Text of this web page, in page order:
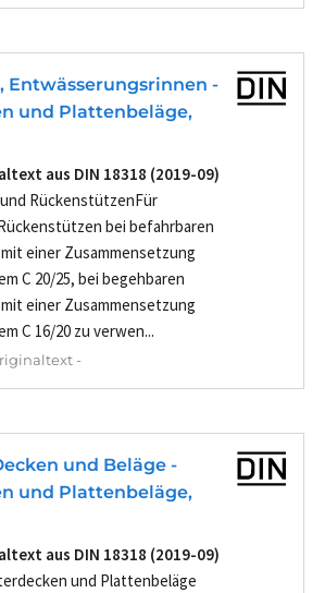
Entwässerungsrinnen -
und Plattenbeläge,
aus DIN 18318 (2019-09)
RückenstützenFür
bei befahrbaren
einer Zusammensetzung
C 20/25, bei begehbaren
einer Zusammensetzung
C 16/20 zu verwen...
-
und Beläge -
und Plattenbeläge,
aus DIN 18318 (2019-09)
und Plattenbeläge